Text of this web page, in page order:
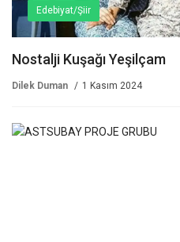
Edebiyat/Şiir
Nostalji Kuşağı Yeşilçam
Dilek Duman 1 Kasım 2024